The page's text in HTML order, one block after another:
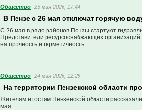
Общество 25 мая 2026, 17:44
В Пензе с 26 мая отключат горячую
С 26 мая в ряде районов Пензы стартуют
Представители ресурсоснабжающих
на прочность и герметичность.
Общество 24 мая 2026, 12:29
На территории Пензенской области
Жителям и гостям Пензенской области
мая.